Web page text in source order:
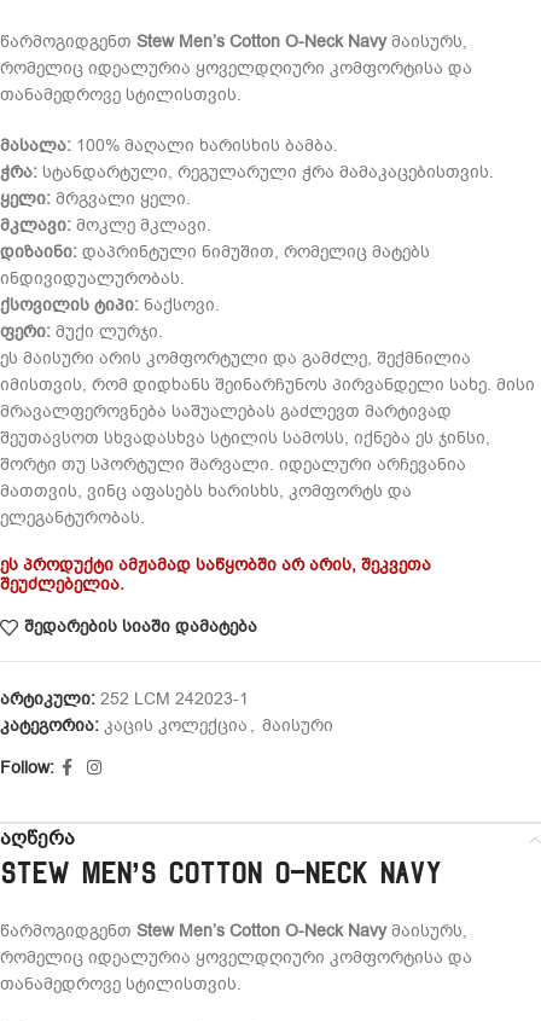
წარმოგიდგენთ Stew Men’s Cotton O-Neck Navyმაისურს,
რომელიც იდეალურია ყოველდღიური კომფორტისა და
თანამედროვე სტილისთვის.
მასალა: 100% მაღალი ხარისხის ბამბა.
ჭრა: სტანდარტული, რეგულარული ჭრა მამაკაცებისთვის.
ყელი: მრგვალი ყელი.
მკლავი: მოკლე მკლავი.
დიზაინი: დაპრინტული ნიმუშით, რომელიც მატებს
ინდივიდუალურობას.
ქსოვილის ტიპი: ნაქსოვი.
ფერი: მუქი ლურჯი.
ეს მაისური არის კომფორტული და გამძლე, შექმნილია
იმისთვის, რომ დიდხანს შეინარჩუნოს პირვანდელი სახე. მისი
მრავალფეროვნება საშუალებას გაძლევთ მარტივად
შეუთავსოთ სხვადასხვა სტილის სამოსს, იქნება ეს ჯინსი,
შორტი თუ სპორტული შარვალი. იდეალური არჩევანია
მათთვის, ვინც აფასებს ხარისხს, კომფორტს და
ელეგანტურობას.
ეს პროდუქტი ამჟამად საწყობში არ არის, შეკვეთა
შეუძლებელია.
შედარების სიაში დამატება
არტიკული: 252 LCM 242023-1
კატეგორია: კაცის კოლექცია , მაისური
Follow:
აღწერა
Stew Men’s Cotton O-Neck Navy
წარმოგიდგენთ Stew Men’s Cotton O-Neck Navyმაისურს,
რომელიც იდეალურია ყოველდღიური კომფორტისა და
თანამედროვე სტილისთვის.